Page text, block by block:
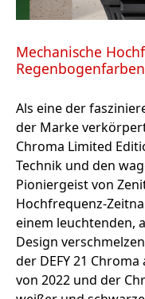
Mechanische
Regenbogenfarben
Als eine der
der Marke
Chroma Limited
Technik und den
Pioniergeist von
Hochfrequenz-
einem leuchtenden,
Design
der DEFY 21
von 2022 und der